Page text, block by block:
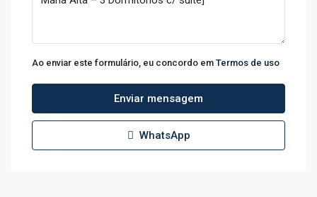
Ao enviar este formulário, eu concordo em Termos de uso
Enviar mensagem
WhatsApp